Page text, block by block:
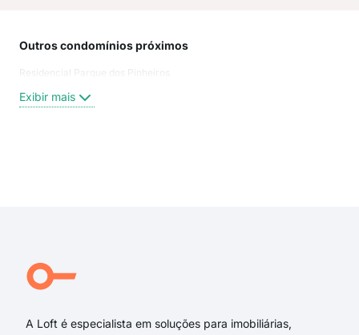
Outros condomínios próximos
Residencial Parque dos Pinheiros
Exibir mais
A Loft é especialista em soluções para imobiliárias,